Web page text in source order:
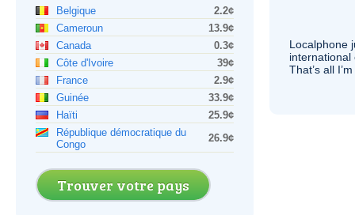
Belgique
2.2¢
Cameroun
13.9¢
Canada
0.3¢
Côte d'Ivoire
39¢
France
2.9¢
Guinée
33.9¢
Haïti
25.9¢
République démocratique du
Congo
26.9¢
Trouver votre pays
Localphone
international
That’s all